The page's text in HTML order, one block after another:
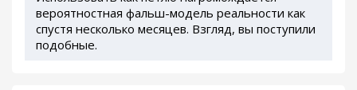
вероятностная фальш-модель реальности как
спустя несколько месяцев. Взгляд, вы поступили
подобные.